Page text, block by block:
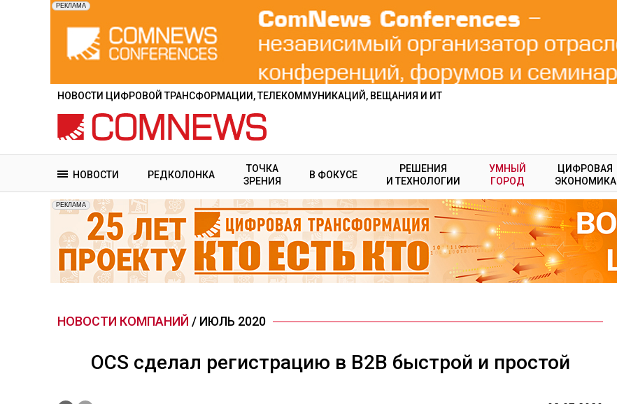
содержанию
НОВОСТИ ЦИФРОВОЙ ТРАНСФОРМАЦИИ, ТЕЛЕКОММУНИКАЦИЙ, ВЕЩАНИЯ И ИТ
НОВОСТИ РЕДКОЛОНКА
ТОЧКА
ЗРЕНИЯ
В ФОКУСЕ
РЕШЕНИЯ
И ТЕХНОЛОГИИ
УМНЫЙ
ГОРОД
ЦИФРОВАЯ
ЭКОНОМИКА
НОВОСТИ КОМПАНИЙ / ИЮЛЬ 2020
OCS сделал регистрацию в B2B быстрой и простой